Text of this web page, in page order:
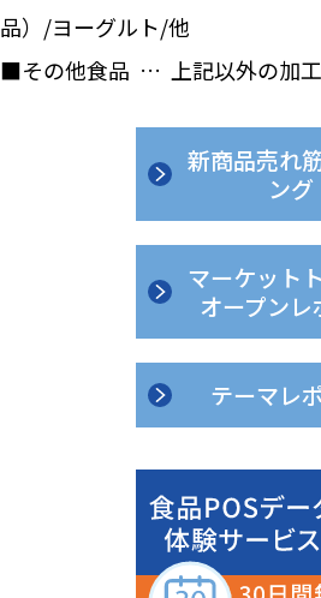
品）/ヨーグルト/他
■その他食品 … 上記以外の加
新商品売れ
ング
マーケット
オープンレ
テーマレ